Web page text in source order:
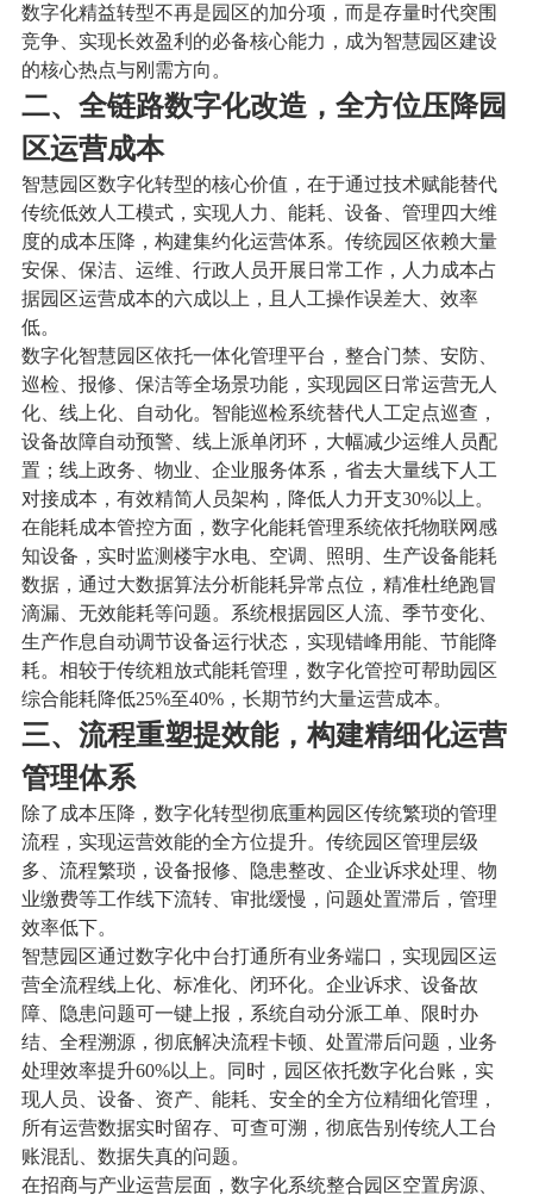
数字化精益转型不再是园区的加分项，而是存量时代突围
竞争、实现长效盈利的必备核心能力，成为智慧园区建设
的核心热点与刚需方向。
二、全链路数字化改造，全方位压降园
区运营成本
智慧园区数字化转型的核心价值，在于通过技术赋能替代
传统低效人工模式，实现人力、能耗、设备、管理四大维
度的成本压降，构建集约化运营体系。传统园区依赖大量
安保、保洁、运维、行政人员开展日常工作，人力成本占
据园区运营成本的六成以上，且人工操作误差大、效率
低。
数字化智慧园区依托一体化管理平台，整合门禁、安防、
巡检、报修、保洁等全场景功能，实现园区日常运营无人
化、线上化、自动化。智能巡检系统替代人工定点巡查，
设备故障自动预警、线上派单闭环，大幅减少运维人员配
置；线上政务、物业、企业服务体系，省去大量线下人工
对接成本，有效精简人员架构，降低人力开支30%以上。
在能耗成本管控方面，数字化能耗管理系统依托物联网感
知设备，实时监测楼宇水电、空调、照明、生产设备能耗
数据，通过大数据算法分析能耗异常点位，精准杜绝跑冒
滴漏、无效能耗等问题。系统根据园区人流、季节变化、
生产作息自动调节设备运行状态，实现错峰用能、节能降
耗。相较于传统粗放式能耗管理，数字化管控可帮助园区
综合能耗降低25%至40%，长期节约大量运营成本。
三、流程重塑提效能，构建精细化运营
管理体系
除了成本压降，数字化转型彻底重构园区传统繁琐的管理
流程，实现运营效能的全方位提升。传统园区管理层级
多、流程繁琐，设备报修、隐患整改、企业诉求处理、物
业缴费等工作线下流转、审批缓慢，问题处置滞后，管理
效率低下。
智慧园区通过数字化中台打通所有业务端口，实现园区运
营全流程线上化、标准化、闭环化。企业诉求、设备故
障、隐患问题可一键上报，系统自动分派工单、限时办
结、全程溯源，彻底解决流程卡顿、处置滞后问题，业务
处理效率提升60%以上。同时，园区依托数字化台账，实
现人员、设备、资产、能耗、安全的全方位精细化管理，
所有运营数据实时留存、可查可溯，彻底告别传统人工台
账混乱、数据失真的问题。
在招商与产业运营层面，数字化系统整合园区空置房源、